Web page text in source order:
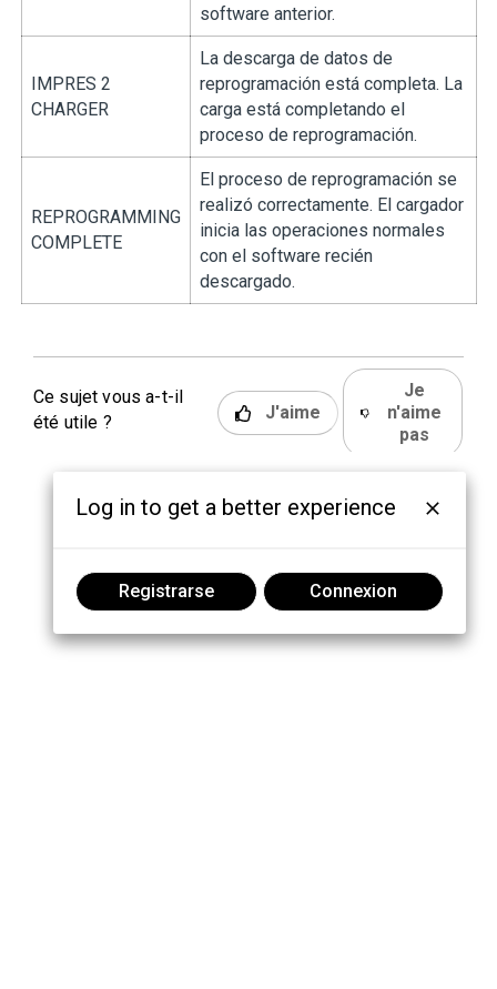
software anterior.
IMPRES 2
CHARGER
La descarga de datos de
reprogramación está completa. La
carga está completando el
proceso de reprogramación.
REPROGRAMMING
COMPLETE
El proceso de reprogramación se
realizó correctamente. El cargador
inicia las operaciones normales
con el software recién
descargado.
Ce sujet vous a-t-il
été utile ?
J'aime
Je
n'aime
pas
Log in to get a better experience
Registrarse Connexion